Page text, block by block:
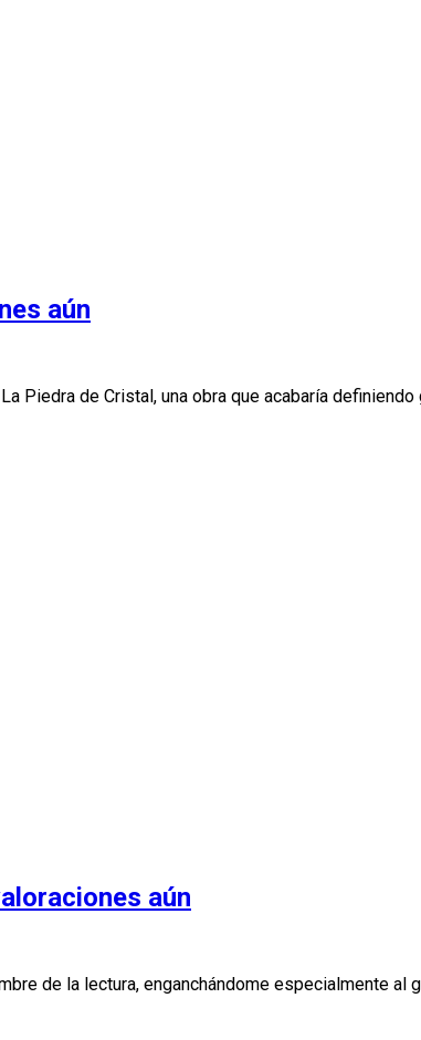
aún
Piedra de Cristal, una obra que acabaría definiendo
aún
de la lectura, enganchándome especialmente al